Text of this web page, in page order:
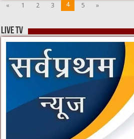
« 1 2 3 4 5 »
live tv